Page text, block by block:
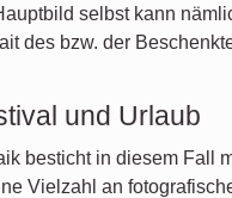
selbst kann
des bzw. der
und Urlaub
besticht in diesem Fall
Vielzahl an